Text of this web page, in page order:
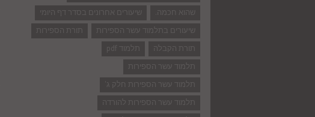
שהוא חכמה.
שיעורים אחרונים בסדר דף היומי
שיעורים בתלמוד עשר הספירות
תורת הספירות
תורת הקבלה
תלמוד pdf
תלמוד עשר הספירות
תלמוד עשר הספירות חלק ג'
תלמוד עשר הספירות להורדה